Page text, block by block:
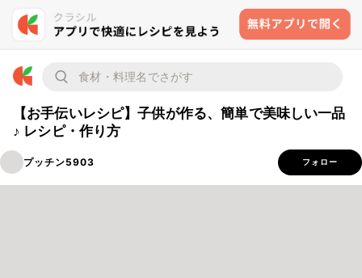
【お手伝いレシピ】子供が作る、簡単で美味しい一品
♪ レシピ・作り方
プッチン5903 フォロー